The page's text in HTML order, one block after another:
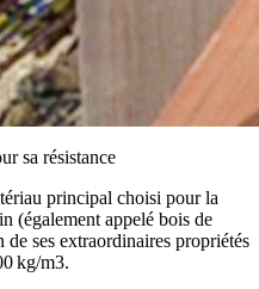
sa résistance
principal choisi pour la
(également appelé bois de
ses extraordinaires propriétés
kg/m3.